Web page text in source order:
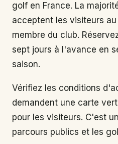
golf en France. La
acceptent les visiteurs
membre du club.
sept jours à l'avance en
saison.
Vérifiez les conditions
demandent une carte
pour les visiteurs. C'est
parcours publics et les